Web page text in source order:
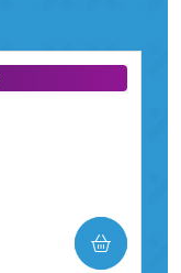
COMPRAR